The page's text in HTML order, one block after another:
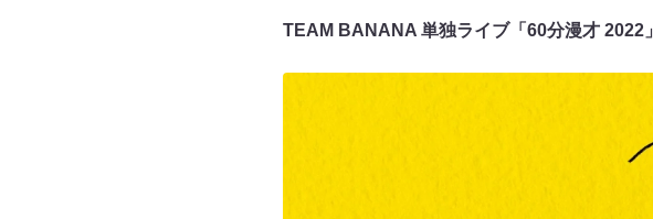
TEAM BANANA 単独ライブ「60分漫才 2022」